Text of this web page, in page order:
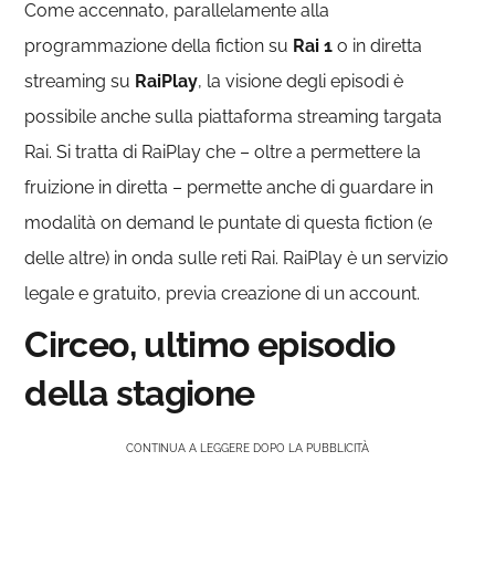
Come accennato, parallelamente alla
programmazione della fiction su Rai 1 o in diretta
streaming su RaiPlay, la visione degli episodi è
possibile anche sulla piattaforma streaming targata
Rai. Si tratta di RaiPlay che – oltre a permettere la
fruizione in diretta – permette anche di guardare in
modalità on demand le puntate di questa fiction (e
delle altre) in onda sulle reti Rai. RaiPlay è un servizio
legale e gratuito, previa creazione di un account.
Circeo, ultimo episodio
della stagione
CONTINUA A LEGGERE DOPO LA PUBBLICITÀ